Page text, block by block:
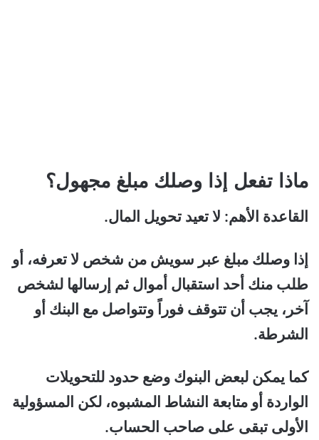
ماذا تفعل إذا وصلك مبلغ مجهول؟
القاعدة الأهم: لا تعيد تحويل المال.
إذا وصلك مبلغ عبر سويش من شخص لا تعرفه، أو
طلب منك أحد استقبال أموال ثم إرسالها لشخص
آخر، يجب أن تتوقف فوراً وتتواصل مع البنك أو
الشرطة.
كما يمكن لبعض البنوك وضع حدود للتحويلات
الواردة أو متابعة النشاط المشبوه، لكن المسؤولية
الأولى تبقى على صاحب الحساب.